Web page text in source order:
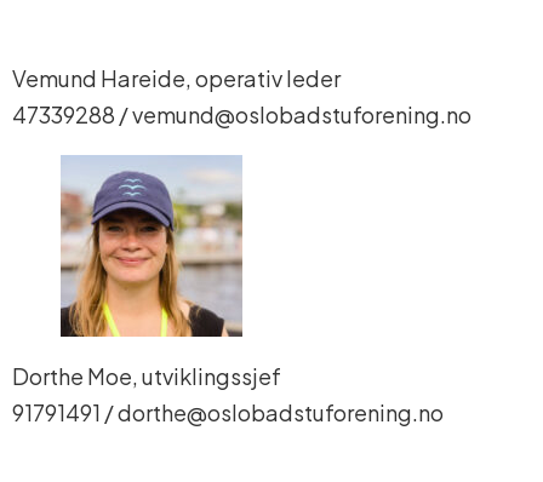
Vemund Hareide, operativ leder
47339288 / vemund@oslobadstuforening.no
Dorthe Moe, utviklingssjef
91791491 / dorthe@oslobadstuforening.no